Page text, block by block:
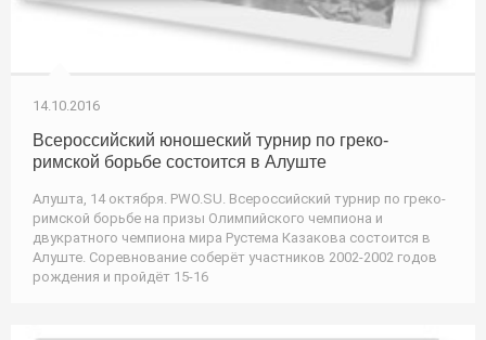
14.10.2016
Всероссийский юношеский турнир по греко-
римской борьбе состоится в Алуште
Алушта, 14 октября. PWO.SU. Всероссийский турнир по греко-
римской борьбе на призы Олимпийского чемпиона и
двукратного чемпиона мира Рустема Казакова состоится в
Алуште. Соревнование соберёт участников 2002-2002 годов
рождения и пройдёт 15-16